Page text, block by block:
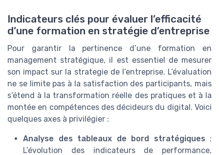
Indicateurs clés pour évaluer l’efficacité
d’une formation en stratégie d’entreprise
Pour garantir la pertinence d’une formation en
management stratégique, il est essentiel de mesurer
son impact sur la strategie de l’entreprise. L’évaluation
ne se limite pas à la satisfaction des participants, mais
s’étend à la transformation réelle des pratiques et à la
montée en compétences des décideurs du digital. Voici
quelques axes à privilégier :
Analyse des tableaux de bord stratégiques :
L’évolution des indicateurs de performance,